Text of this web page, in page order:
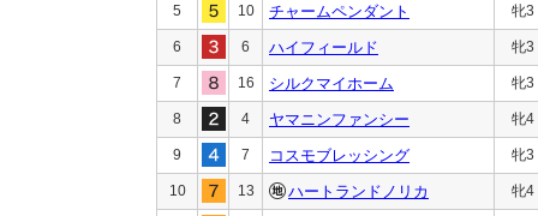
5 10 チャームペンダント 牝3
6 6 ハイフィールド 牝3
7 16 シルクマイホーム 牝3
8 4 ヤマニンファンシー 牝4
9 7 コスモブレッシング 牝3
10 13 ハートランドノリカ 牝4